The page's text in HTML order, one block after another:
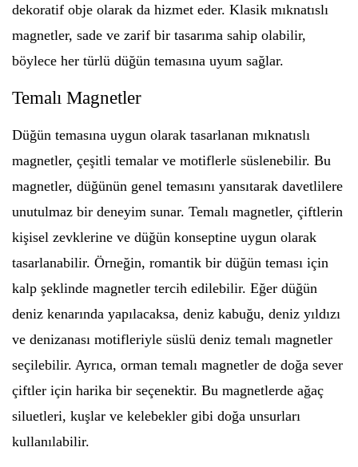
dekoratif obje olarak da hizmet eder. Klasik mıknatıslı
magnetler, sade ve zarif bir tasarıma sahip olabilir,
böylece her türlü düğün temasına uyum sağlar.
Temalı Magnetler
Düğün temasına uygun olarak tasarlanan mıknatıslı
magnetler, çeşitli temalar ve motiflerle süslenebilir. Bu
magnetler, düğünün genel temasını yansıtarak davetlilere
unutulmaz bir deneyim sunar. Temalı magnetler, çiftlerin
kişisel zevklerine ve düğün konseptine uygun olarak
tasarlanabilir. Örneğin, romantik bir düğün teması için
kalp şeklinde magnetler tercih edilebilir. Eğer düğün
deniz kenarında yapılacaksa, deniz kabuğu, deniz yıldızı
ve denizanası motifleriyle süslü deniz temalı magnetler
seçilebilir. Ayrıca, orman temalı magnetler de doğa sever
çiftler için harika bir seçenektir. Bu magnetlerde ağaç
siluetleri, kuşlar ve kelebekler gibi doğa unsurları
kullanılabilir.